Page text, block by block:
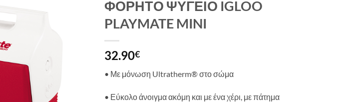
ΦΟΡΗΤΟ ΨΥΓΕΙΟ IGLOO
PLAYMATE MINI
32.90€
• Με μόνωση Ultratherm® στο σώμα
• Εύκολο άνοιγμα ακόμη και με ένα χέρι, με πάτημα